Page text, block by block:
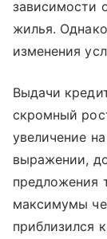
зависимости
жилья.
изменения
Выдачи
скромный
увеличение
выражении,
предложения
максимумы
приблизился